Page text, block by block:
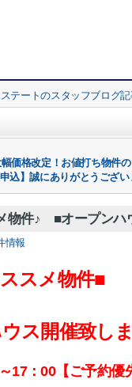
テートのスタッフブログ
価格改定！お値打ち物件の
込】誠にありがとうござ
物件♪ ■オープンハ
情報
スメ物件■
ス開催致し
17：00【ご予約優